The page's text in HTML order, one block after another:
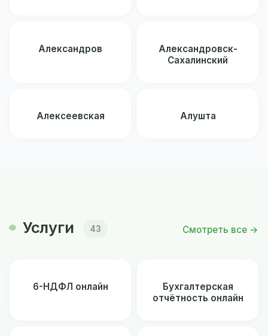
Александров
Александровск-
Сахалинский
Алексеевская Алушта
Услуги 43 Смотреть все →
6-НДФЛ онлайн
Бухгалтерская
отчётность онлайн